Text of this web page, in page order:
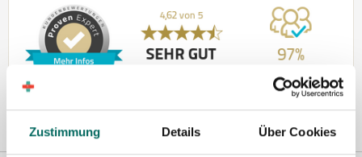
Zustimmung Details Über Cookies